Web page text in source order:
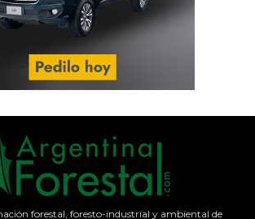
forestal, foresto-industrial y ambiental de